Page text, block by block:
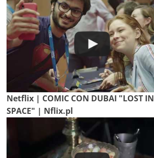
Netflix | COMIC CON DUBAI "LOST IN
SPACE" | Nflix.pl